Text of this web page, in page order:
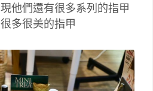
他們還有很多系列的指甲
多很美的指甲